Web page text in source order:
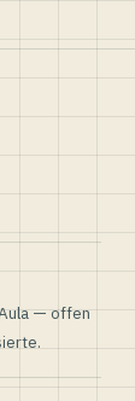
— offen